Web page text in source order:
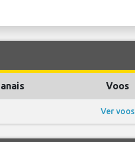
Voos
Ver voos